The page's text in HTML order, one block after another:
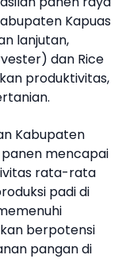
Kapuas
lanjutan,
dan Rice
produktivitas,
Kabupaten
panen mencapai
rata-rata
padi di
berpotensi
pangan di